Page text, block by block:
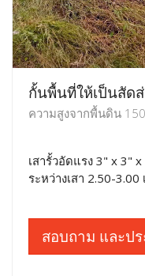
กั้นพื้นที่ให้เป็นสัด
ความสูงจากพื้นดิน
เสารั้วอัดแรง 3" x 3"
ระหว่างเสา 2.50-
สอบถาม และป